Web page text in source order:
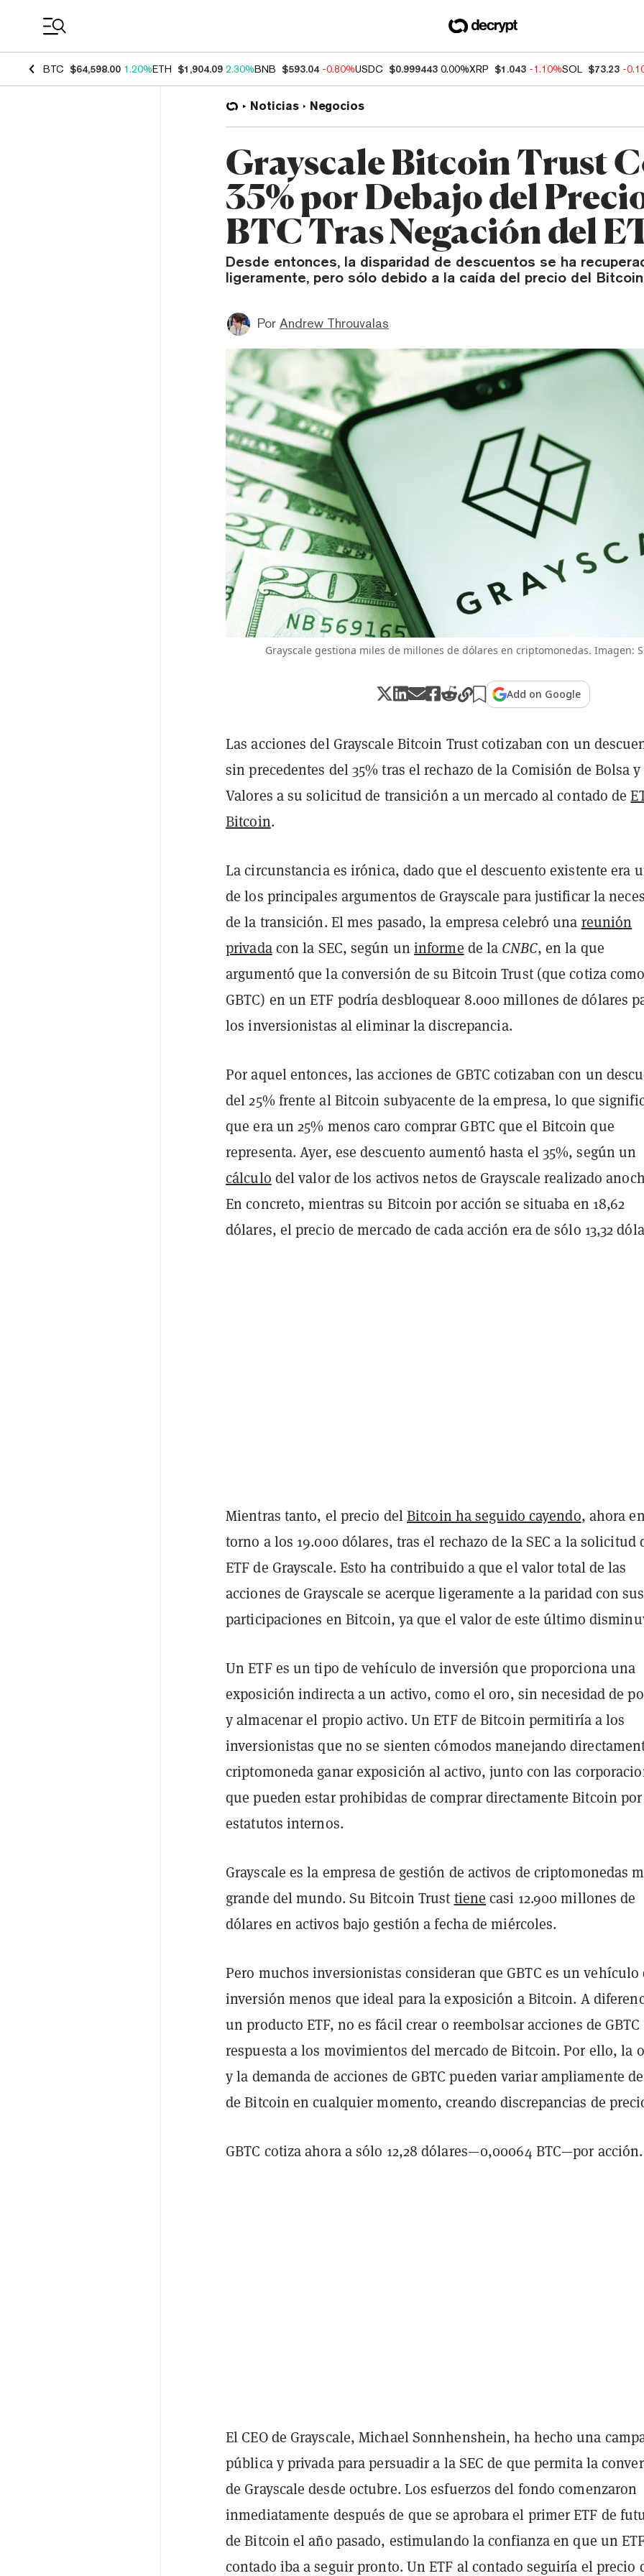
BTC $64,598.00 1.20%ETH $1,904.09 2.30%BNB $593.04 -0.80%USDC $0.999443 0.00%XRP $1.043 -1.10%SOL $73.23 -
Noticias Negocios
Grayscale Bitcoin Trust
35% por Debajo del
BTC Tras Negación del
Desde entonces, la disparidad de descuentos se ha
ligeramente, pero sólo debido a la caída del precio del
Por Andrew Throuvalas
Grayscale gestiona miles de millones de dólares en criptomonedas. Imagen:
Add on Google
Las acciones del Grayscale Bitcoin Trust cotizaban con un
sin precedentes del 35% tras el rechazo de la Comisión de Bolsa y
Valores a su solicitud de transición a un mercado al contado de
Bitcoin.
La circunstancia es irónica, dado que el descuento existente era
de los principales argumentos de Grayscale para justificar la
de la transición. El mes pasado, la empresa celebró una reunión
privadacon la SEC, según un informe de la CNBC, en la que
argumentó que la conversión de su Bitcoin Trust (que cotiza como
GBTC) en un ETF podría desbloquear 8.000 millones de dólares
los inversionistas al eliminar la discrepancia.
Por aquel entonces, las acciones de GBTC cotizaban con un
del 25% frente al Bitcoin subyacente de la empresa, lo que
que era un 25% menos caro comprar GBTC que el Bitcoin que
representa. Ayer, ese descuento aumentó hasta el 35%, según un
cálculo del valor de los activos netos de Grayscale realizado
En concreto, mientras su Bitcoin por acción se situaba en 18,62
dólares, el precio de mercado de cada acción era de sólo 13,32
Mientras tanto, el precio delBitcoin ha seguido cayendo, ahora en
torno a los 19.000 dólares, tras el rechazo de la SEC a la solicitud
ETF de Grayscale. Esto ha contribuido a que el valor total de las
acciones de Grayscale se acerque ligeramente a la paridad con sus
participaciones en Bitcoin, ya que el valor de este último
Un ETF es un tipo de vehículo de inversión que proporciona una
exposición indirecta a un activo, como el oro, sin necesidad de
y almacenar el propio activo. Un ETF de Bitcoin permitiría a los
inversionistas que no se sienten cómodos manejando
criptomoneda ganar exposición al activo, junto con las
que pueden estar prohibidas de comprar directamente Bitcoin
estatutos internos.
Grayscale es la empresa de gestión de activos de criptomonedas
grande del mundo. Su Bitcoin Trust tiene casi 12.900 millones de
dólares en activos bajo gestión a fecha de miércoles.
Pero muchos inversionistas consideran que GBTC es un vehículo
inversión menos que ideal para la exposición a Bitcoin. A
un producto ETF, no es fácil crear o reembolsar acciones de GBTC
respuesta a los movimientos del mercado de Bitcoin. Por ello, la
y la demanda de acciones de GBTC pueden variar ampliamente
de Bitcoin en cualquier momento, creando discrepancias de
GBTC cotiza ahora a sólo 12,28 dólares—0,00064 BTC—por acción.
El CEO de Grayscale, Michael Sonnhenshein, ha hecho una
pública y privada para persuadir a la SEC de que permita la
de Grayscale desde octubre. Los esfuerzos del fondo comenzaron
inmediatamente después de que se aprobara el primer ETF de
de Bitcoin el año pasado, estimulando la confianza en que un
contado iba a seguir pronto. Un ETF al contado seguiría el precio